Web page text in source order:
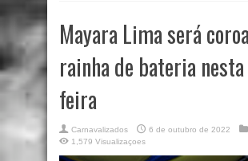
Mayara Lima será
rainha de bateria
feira
Carnavalizados 6 de outubro de 2022
1,579 Visualizaçoes